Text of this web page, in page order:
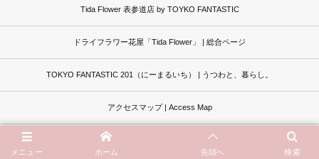
Tida Flower 表参道店 by TOYKO FANTASTIC
ドライフラワー花屋「Tida Flower」 | 総合ページ
TOKYO FANTASTIC 201（にーまるいち） | うつわと、暮らし。
アクセスマップ | Access Map
オンラインストア通販サイト | Online Store
メニュー
検索
ホーム 先頭へ